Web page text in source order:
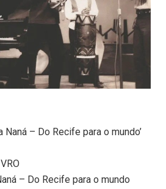
Naná – Do Recife para o mundo’
– Do Recife para o mundo